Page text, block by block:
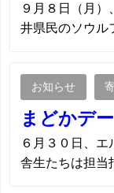
９月８日（月
井県民のソウル
ちは「おいし
て、夕涼み会
お知らせ
まどかデー
６月３０日、エ
舎生たちは担当